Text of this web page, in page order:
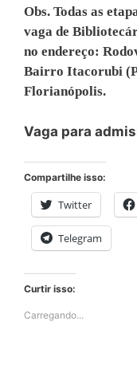
Obs. Todas as
vaga de
no endereço:
Bairro Itacorubi
Florianópolis.
Vaga para
Compartilhe isso:
Twitter
Telegram
Curtir isso:
Carregando...